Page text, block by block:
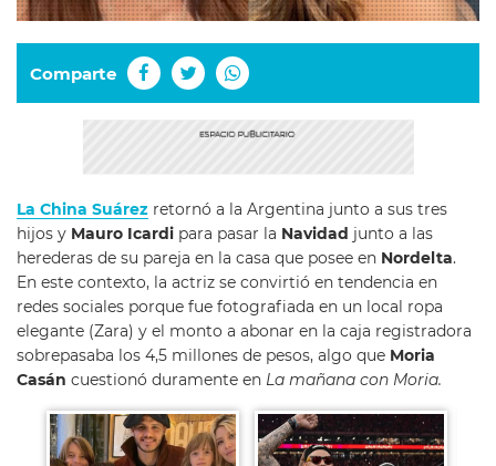
Comparte
La China Suárez retornó a la Argentina junto a sus tres
hijos y Mauro Icardi para pasar la Navidad junto a las
herederas de su pareja en la casa que posee en Nordelta.
En este contexto, la actriz se convirtió en tendencia en
redes sociales porque fue fotografiada en un local ropa
elegante (Zara) y el monto a abonar en la caja registradora
sobrepasaba los 4,5 millones de pesos, algo que Moria
Casán cuestionó duramente en La mañana con Moria.